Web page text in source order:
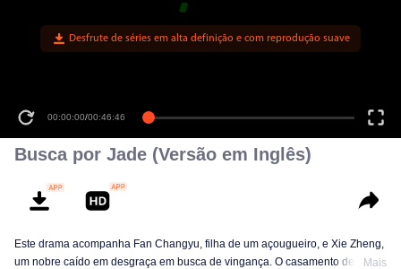
00:00:00/00:46:46
Busca por Jade (Versão em Inglês)
Este drama acompanha Fan Changyu, filha de um açougueiro, e Xie Zheng,
um nobre caído em desgraça em busca de vingança. O casamento de
Mais